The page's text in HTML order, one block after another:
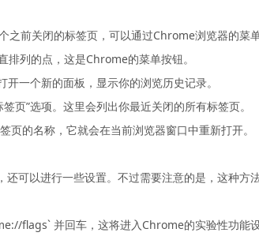
之前关闭的标签页，可以通过Chrome浏览器的菜
列的点，这是Chrome的菜单按钮。
一个新的面板，显示你的浏览历史记录。
页”选项。这里会列出你最近关闭的所有标签页。
的名称，它就会在当前浏览器窗口中重新打开。
可以进行一些设置。不过需要注意的是，这种
flags` 并回车，这将进入Chrome的实验性功能设